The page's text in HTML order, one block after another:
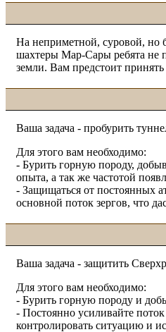
На неприметной, суровой, но
шахтеры Мар-Сары ребята не
земли. Вам предстоит
Ваша задача - пробурить
Для этого вам необходимо:
- Бурить горную породу,
опыта, а так же частотой
- Защищаться от постоянных
основной поток зергов, что
Ваша задача - защитить
Для этого вам необходимо:
- Бурить горную породу и
- Постоянно усиливайте
контролировать ситуацию и